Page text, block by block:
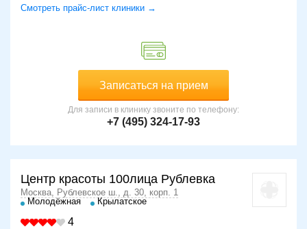
Смотреть прайс-лист клиники →
Записаться на прием
Для записи в клинику звоните по телефону:
+7 (495) 324-17-93
Центр красоты 100лица Рублевка
Москва, Рублевское ш., д. 30, корп. 1
Молодёжная
Крылатское
4